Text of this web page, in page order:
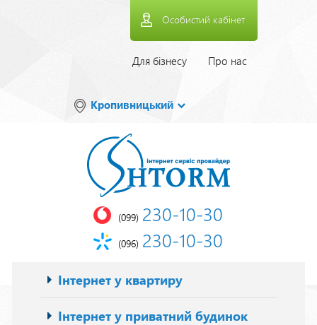
Особистий кабінет
Верхнее
Для бізнесу Про нас
Кропивницький
(099) 230-10-30
(096) 230-10-30
Основна
навіґація
Інтернет у квартиру
Інтернет у приватний будинок